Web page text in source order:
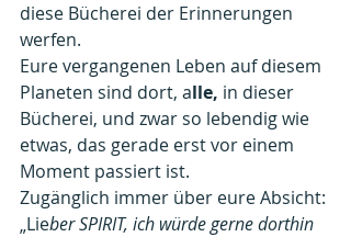
diese Bücherei der Erinnerungen
werfen.
Eure vergangenen Leben auf diesem
Planeten sind dort, alle, in dieser
Bücherei, und zwar so lebendig wie
etwas, das gerade erst vor einem
Moment passiert ist.
Zugänglich immer über eure Absicht:
„Lieber SPIRIT, ich würde gerne dorthin